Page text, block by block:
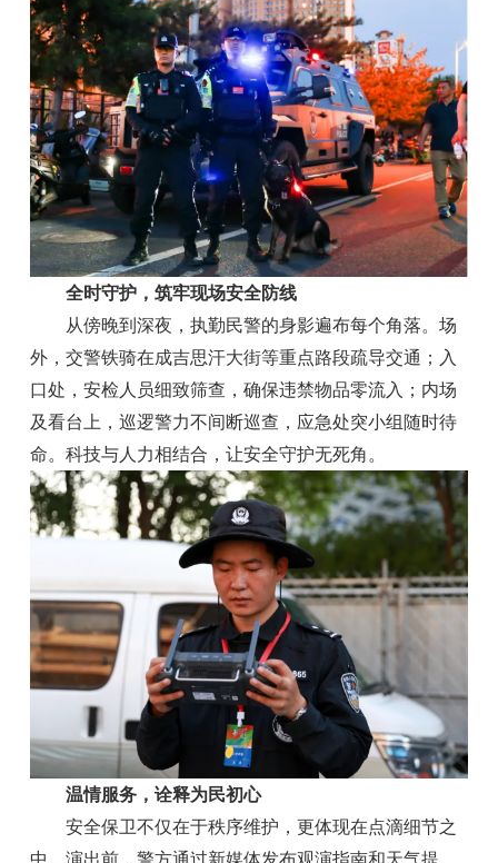
全时守护，筑牢现场安全防线
从傍晚到深夜，执勤民警的身影遍布每个角落。场
外，交警铁骑在成吉思汗大街等重点路段疏导交通；入
口处，安检人员细致筛查，确保违禁物品零流入；内场
及看台上，巡逻警力不间断巡查，应急处突小组随时待
命。科技与人力相结合，让安全守护无死角。
温情服务，诠释为民初心
安全保卫不仅在于秩序维护，更体现在点滴细节之